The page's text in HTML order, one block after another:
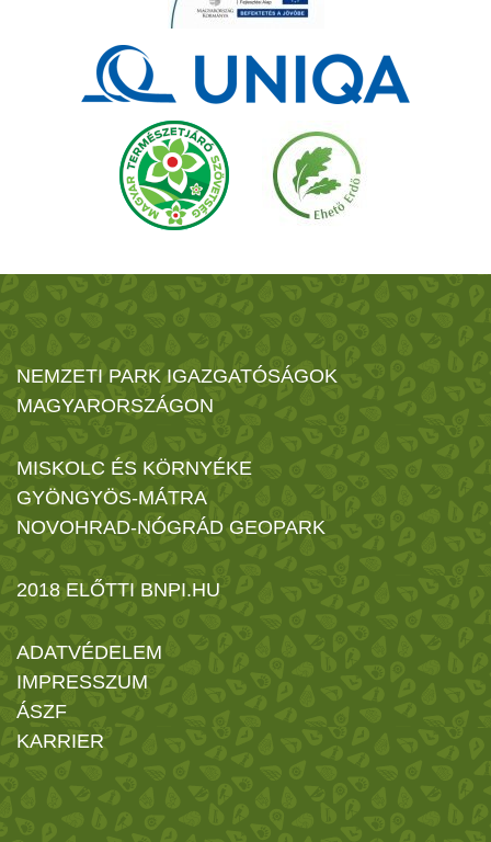
NEMZETI PARK IGAZGATÓSÁGOK
MAGYARORSZÁGON
MISKOLC ÉS KÖRNYÉKE
GYÖNGYÖS-MÁTRA
NOVOHRAD-NÓGRÁD GEOPARK
2018 ELŐTTI BNPI.HU
ADATVÉDELEM
IMPRESSZUM
ÁSZF
KARRIER